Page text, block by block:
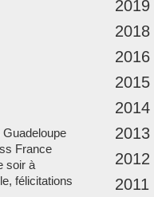
2019
2018
2016
2015
2014
2013
2012
2011